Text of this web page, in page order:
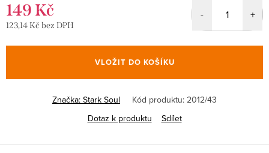
149 Kč
123,14 Kč bez DPH
cena:
VLOŽIT DO KOŠÍKU
Značka: Stark Soul Kód produktu: 2012/43
Dotaz k produktu
Sdílet